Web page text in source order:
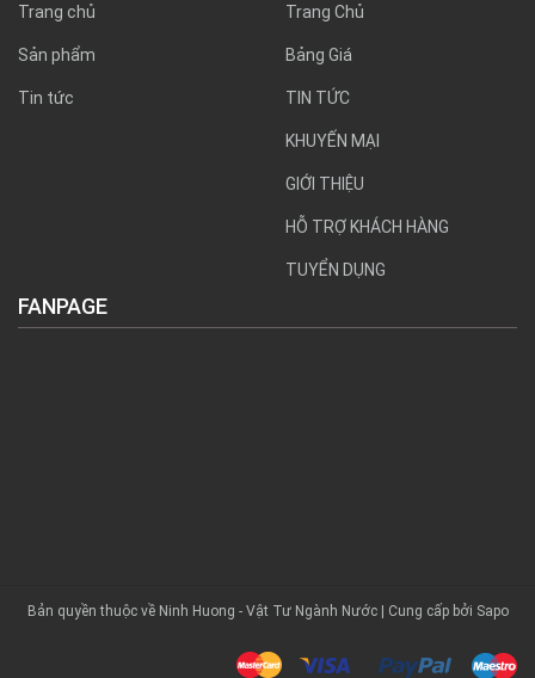
Trang chủ
Sản phẩm
Tin tức
Trang Chủ
Bảng Giá
TIN TỨC
KHUYẾN MẠI
GIỚI THIỆU
HỖ TRỢ KHÁCH HÀNG
TUYỂN DỤNG
FANPAGE
Bản quyền thuộc về Ninh Huong - Vật Tư Ngành Nước | Cung cấp bởi Sapo